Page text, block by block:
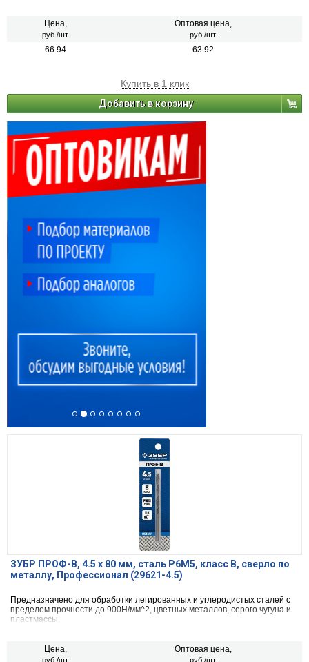
Цена,
руб./шт.
Оптовая цена,
руб./шт.
66.94 63.92
Купить в 1 клик
Добавить в корзину
ЗУБР ПРОФ-В, 4.5 х 80 мм, сталь Р6М5, класс В, сверло по
металлу, Профессионал (29621-4.5)
Предназначено для обработки легированных и углеродистых сталей с
пределом прочности до 900Н/мм^2, цветных металлов, серого чугуна и
пластмассы.
Цена,
руб./шт.
Оптовая цена,
руб./шт.